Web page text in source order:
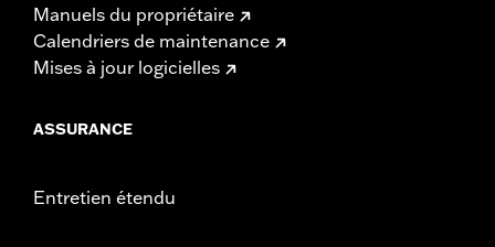
Manuels du propriétaire
Calendriers de maintenance
Mises à jour logicielles
ASSURANCE
Entretien étendu